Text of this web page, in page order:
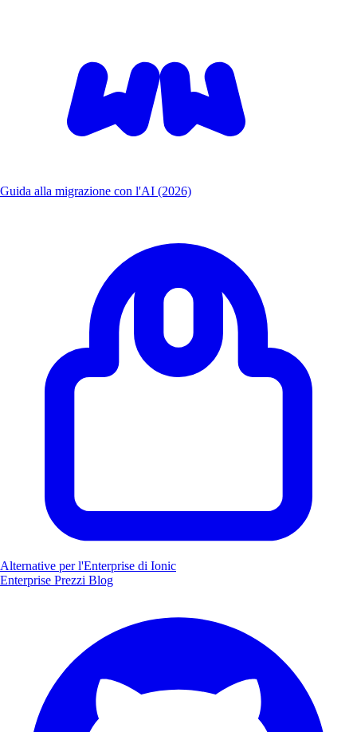
Guida alla migrazione con l'AI (2026)
Alternative per l'Enterprise di Ionic
Enterprise Prezzi Blog